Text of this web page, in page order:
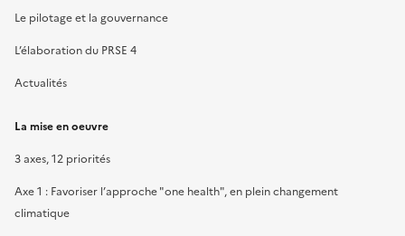
Le pilotage et la gouvernance
L’élaboration du PRSE 4
Actualités
La mise en oeuvre
3 axes, 12 priorités
Axe 1 : Favoriser l’approche "one health", en plein changement
climatique